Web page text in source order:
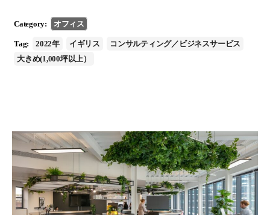
Category: オフィス
Tag: 2022年 イギリス
コンサルティング／ビジネスサービス
大きめ(1,000坪以上）